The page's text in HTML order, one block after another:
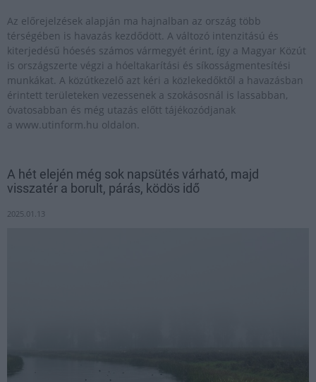
Az előrejelzések alapján ma hajnalban az ország több
térségében is havazás kezdődött. A változó intenzitású és
kiterjedésű hóesés számos vármegyét érint, így a Magyar Közút
is országszerte végzi a hóeltakarítási és síkosságmentesítési
munkákat. A közútkezelő azt kéri a közlekedőktől a havazásban
érintett területeken vezessenek a szokásosnál is lassabban,
óvatosabban és még utazás előtt tájékozódjanak
a www.utinform.hu oldalon.
A hét elején még sok napsütés várható, majd
visszatér a borult, párás, ködös idő
2025.01.13